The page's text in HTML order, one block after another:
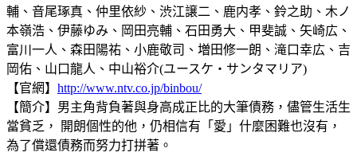
輔、音尾琢真、仲里依紗、渋江譲二、鹿内孝、鈴之助、木ノ
本嶺浩、伊藤ゆみ、岡田亮輔、石田勇大、甲斐誠、矢崎広、
富川一人、森田陽祐、小鹿敬司、増田修一朗、滝口幸広、吉
岡佑、山口龍人、中山裕介(ユースケ・サンタマリア)
【官網】 http://www.ntv.co.jp/binbou/
【簡介】男主角背負著與身高成正比的大筆債務，儘管生活生
當貧乏， 開朗個性的他，仍相信有「愛」什麼困難也沒有，
為了償還債務而努力打拼著。